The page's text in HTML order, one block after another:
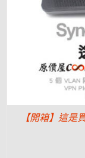
【開箱】這